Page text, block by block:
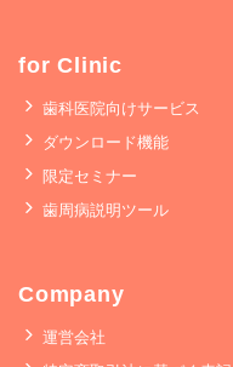
for Clinic
歯科医院向けサービス
ダウンロード機能
限定セミナー
歯周病説明ツール
Company
運営会社